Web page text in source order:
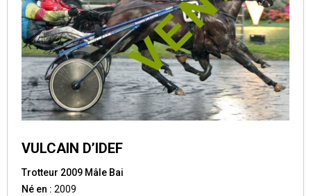
VULCAIN D’IDEF
Trotteur 2009 Mâle Bai
Né en : 2009